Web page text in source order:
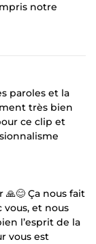
notre
paroles et la
très bien
ce clip et
Ça nous fait
et nous
l’esprit de la
vous est